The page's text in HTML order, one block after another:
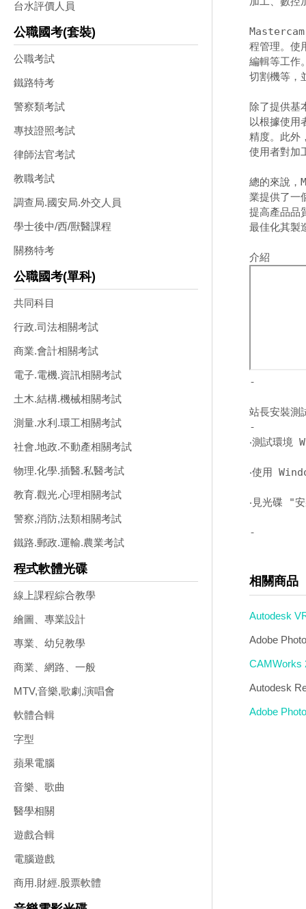
台水評價人員
公職國考(套裝)
公職考試
鐵路特考
警察類考試
專技證照考試
律師法官考試
教職考試
調查局.國安局.外交人員
學士後中/西/獸醫課程
關務特考
公職國考(單科)
共同科目
行政.司法相關考試
商業.會計相關考試
電子.電機.資訊相關考試
土木.結構.機械相關考試
測量.水利.環工相關考試
社會.地政.不動產相關考試
物理.化學.插醫.私醫考試
教育.觀光.心理相關考試
警察,消防,法類相關考試
鐵路.郵政.運輸.農業考試
程式軟體光碟
線上課程綜合教學
繪圖、專業設計
專業、幼兒教學
商業、網路、一般
MTV,音樂,歌劇,演唱會
軟體合輯
字型
蘋果電腦
音樂、歌曲
醫學相關
遊戲合輯
電腦遊戲
商用.財經.股票軟體
Mastercam
程管理。
編輯等工作
切割機等，
除了提供基
以根據使用
精度。此外
使用者對加
總的來說，
業提供了一
提高產品品
最佳化其製
-
站長安裝測
-
‧測試環境
‧使用
‧見光碟 "
-
相關商品
Autodesk
Adobe
CAMWorks
Autodesk
Adobe